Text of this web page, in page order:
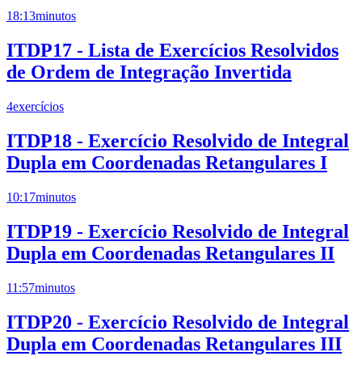
18:13minutos
ITDP17 - Lista de Exercícios Resolvidos
de Ordem de Integração Invertida
4exercícios
ITDP18 - Exercício Resolvido de Integral
Dupla em Coordenadas Retangulares I
10:17minutos
ITDP19 - Exercício Resolvido de Integral
Dupla em Coordenadas Retangulares II
11:57minutos
ITDP20 - Exercício Resolvido de Integral
Dupla em Coordenadas Retangulares III